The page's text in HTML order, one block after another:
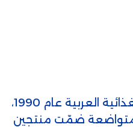
تأسست شركة الصناعات الغذائية العربية عام 1990،
ضمّت منتجين